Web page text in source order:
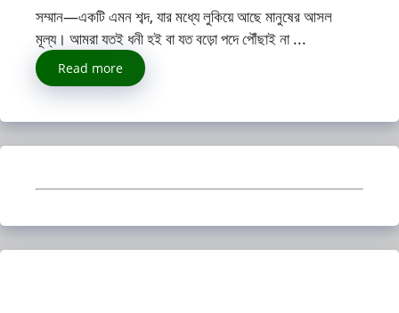
সম্মান—একটি এমন শব্দ, যার মধ্যে লুকিয়ে আছে মানুষের আসল
মূল্য। আমরা যতই ধনী হই বা যত বড়ো পদে পৌঁছাই না ...
Read more